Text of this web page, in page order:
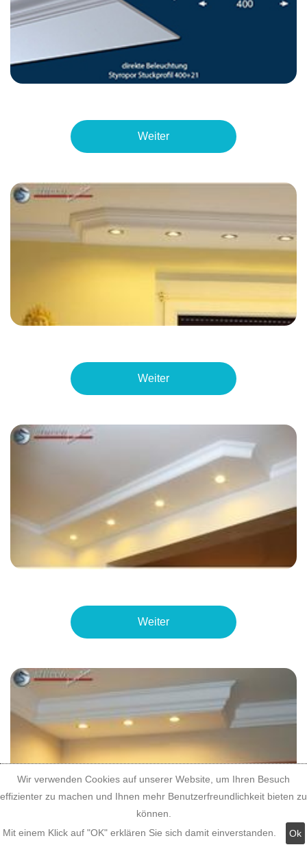
Weiter
Weiter
Weiter
Wir verwenden Cookies auf unserer Website, um Ihren Besuch
effizienter zu machen und Ihnen mehr Benutzerfreundlichkeit bieten zu
können.
Mit einem Klick auf "OK" erklären Sie sich damit einverstanden.
Ok